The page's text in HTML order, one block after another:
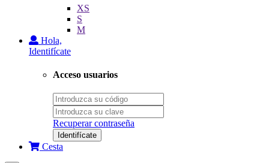
XS
S
M
Hola,
Identifícate
Acceso usuarios
Recuperar contraseña
Identifícate
Cesta